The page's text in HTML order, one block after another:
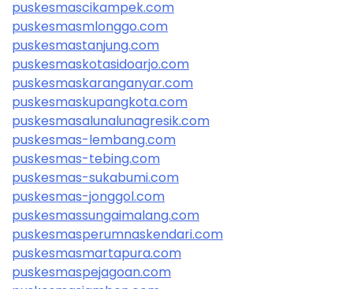
puskesmascikampek.com
puskesmasmlonggo.com
puskesmastanjung.com
puskesmaskotasidoarjo.com
puskesmaskaranganyar.com
puskesmaskupangkota.com
puskesmasalunalunagresik.com
puskesmas-lembang.com
puskesmas-tebing.com
puskesmas-sukabumi.com
puskesmas-jonggol.com
puskesmassungaimalang.com
puskesmasperumnaskendari.com
puskesmasmartapura.com
puskesmaspejagoan.com